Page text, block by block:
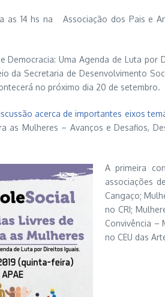
as 14 hs na Associação dos Pais e
Democracia: Uma Agenda de Luta
da Secretaria de Desenvolvimento
no próximo dia 20 de setembro.
acerca de importantes eixos
as Mulheres – Avanços e Desafios,
A primeira
associações
Cangaço;
no CRI;
Convivência –
no CEU das